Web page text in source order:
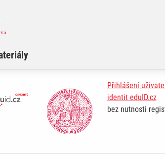
Přihlášení
identit eduID.cz
bez nutnosti